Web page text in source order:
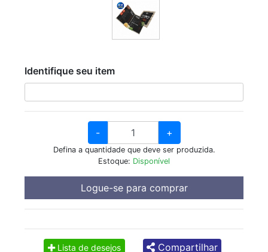
Identifique seu item
- +
Defina a quantidade que deve ser produzida.
Estoque: Disponível
Logue-se para comprar
Lista de desejos Compartilhar